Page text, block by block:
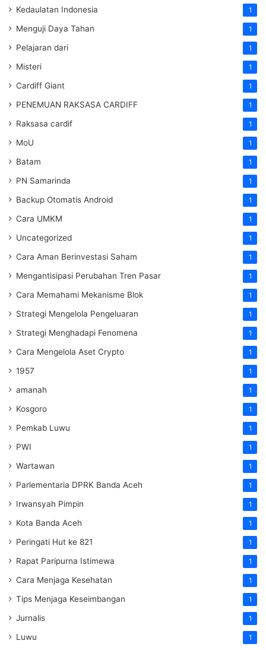
Kedaulatan Indonesia 1
Menguji Daya Tahan 1
Pelajaran dari 1
Misteri 1
Cardiff Giant 1
PENEMUAN RAKSASA CARDIFF 1
Raksasa cardif 1
MoU 1
Batam 1
PN Samarinda 1
Backup Otomatis Android 1
Cara UMKM 1
Uncategorized 1
Cara Aman Berinvestasi Saham 1
Mengantisipasi Perubahan Tren Pasar 1
Cara Memahami Mekanisme Blok 1
Strategi Mengelola Pengeluaran 1
Strategi Menghadapi Fenomena 1
Cara Mengelola Aset Crypto 1
1957 1
amanah 1
Kosgoro 1
Pemkab Luwu 1
PWI 1
Wartawan 1
Parlementaria DPRK Banda Aceh 1
Irwansyah Pimpin 1
Kota Banda Aceh 1
Peringati Hut ke 821 1
Rapat Paripurna Istimewa 1
Cara Menjaga Kesehatan 1
Tips Menjaga Keseimbangan 1
Jurnalis 1
Luwu 1